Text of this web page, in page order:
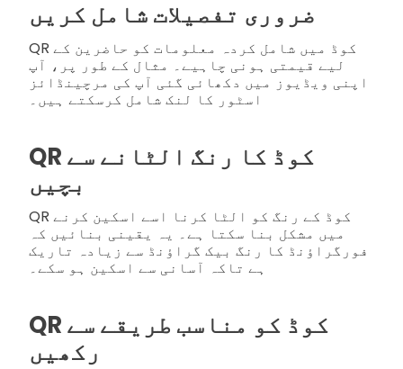
ضروری تفصیلات شامل کریں
QR کوڈ میں شامل کردہ معلومات کو حاضرین کے
لیے قیمتی ہونی چاہیے۔ مثال کے طور پر، آپ
اپنی ویڈیوز میں دکھائی گئی آپ کی مرچینڈائز
اسٹور کا لنک شامل کرسکتے ہیں۔
QR کوڈ کا رنگ الٹانے سے
بچیں
QR کوڈ کے رنگ کو الٹا کرنا اسے اسکین کرنے
میں مشکل بنا سکتا ہے۔ یہ یقینی بنائیں کہ
فورگراؤنڈ کا رنگ بیک گراؤنڈ سے زیادہ تاریک
ہے تاکہ آسانی سے اسکین ہو سکے۔
QR کوڈ کو مناسب طریقے سے
رکھیں